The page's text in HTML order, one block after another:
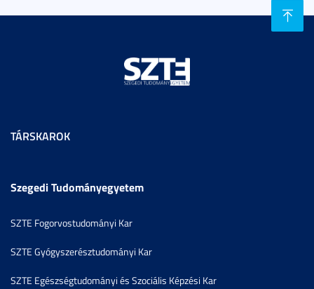
TÁRSKAROK
Szegedi Tudományegyetem
SZTE Fogorvostudományi Kar
SZTE Gyógyszerésztudományi Kar
SZTE Egészségtudományi és Szociális Képzési Kar